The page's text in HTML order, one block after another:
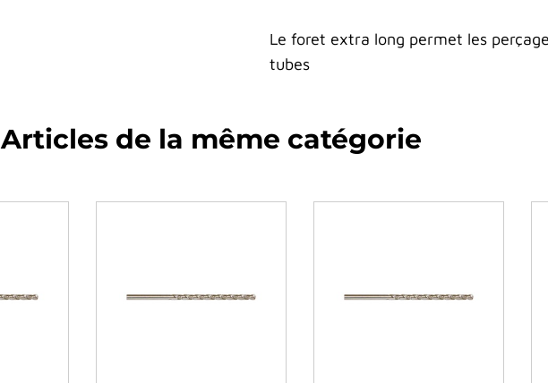
Le foret extra long permet les
tubes
Articles de la même catégorie